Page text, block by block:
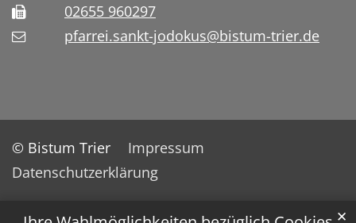
✕
02655 960297
pfarrei.sankt-jodokus@bistum-trier.de
© Bistum Trier
Impressum
Datenschutzerklärung